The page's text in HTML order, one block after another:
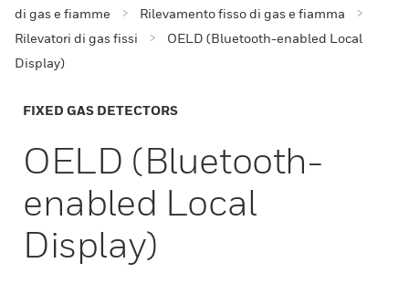
di gas e fiamme
Rilevamento fisso di gas e fiamma
Rilevatori di gas fissi
OELD (Bluetooth-enabled Local
Display)
FIXED GAS DETECTORS
OELD (Bluetooth-
enabled Local
Display)